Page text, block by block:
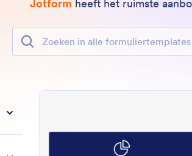
Jotform heeft het ruimste
Zoeken in alle formuliertemplates